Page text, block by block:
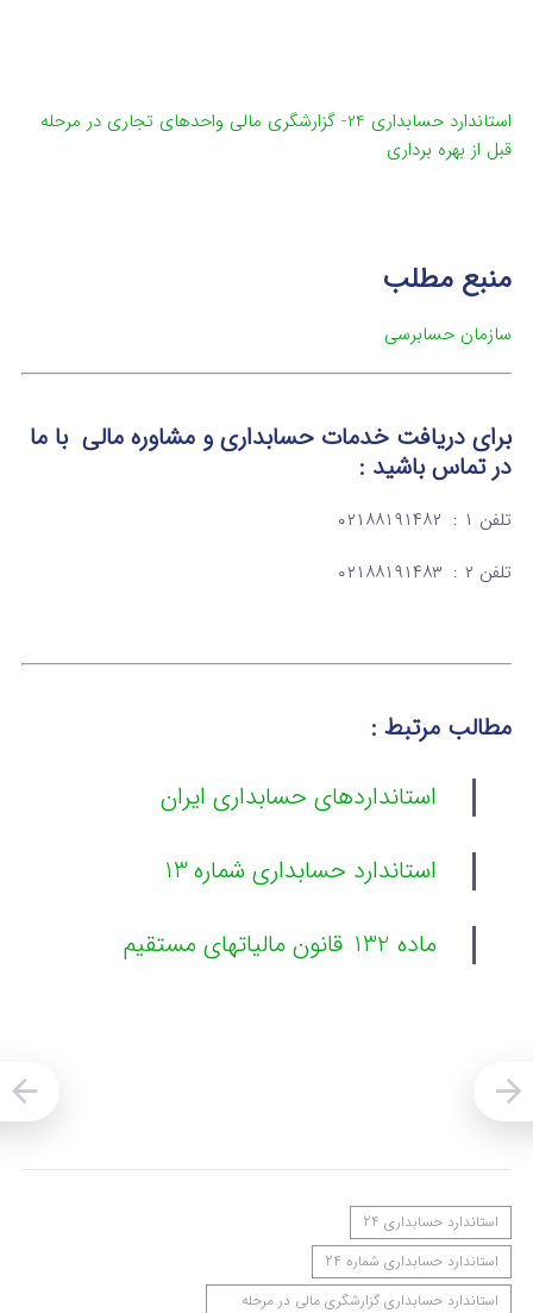
استاندارد حسابداری 24- گزارشگری مالی واحدهای تجاری در مرحله
قبل از بهره برداری
منبع مطلب
سازمان حسابرسی
برای دریافت خدمات حسابداری و مشاوره مالی با ما
در تماس باشید :
تلفن ۱ : ۰۲۱۸۸۱۹۱۴۸۲
تلفن ۲ : ۰۲۱۸۸۱۹۱۴۸۳
مطالب مرتبط :
استانداردهای حسابداری ایران
استاندارد حسابداری شماره 13
ماده 132 قانون مالیاتهای مستقیم
استاندارد حسابداری 24
استاندارد حسابداری شماره 24
استاندارد حسابداری گزارشگری مالی در مرحله